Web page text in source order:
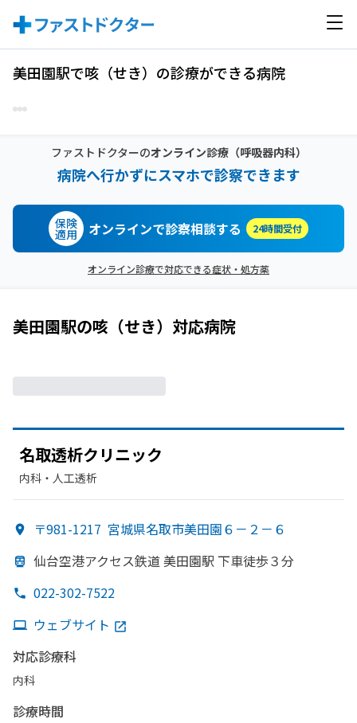
美田園駅で咳（せき）の診療ができる病院
ファストドクターのオンライン診療（呼吸器内科）
病院へ行かずにスマホで診察できます
保険
適用 オンラインで診察相談する 24時間受付
オンライン診療で対応できる症状・処方薬
美田園駅の咳（せき） 対応病院
名取透析クリニック
内科・​人工透析
〒981-1217 宮城県名取市美田園６－２－６
仙台空港アクセス鉄道 美田園駅 下車徒歩３分
022-302-7522
ウェブサイト
対応診療科
内科
診療時間